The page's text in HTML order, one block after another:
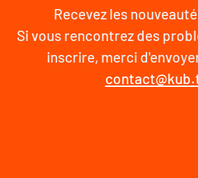
Recevez les
Si vous rencontrez des
inscrire, merci